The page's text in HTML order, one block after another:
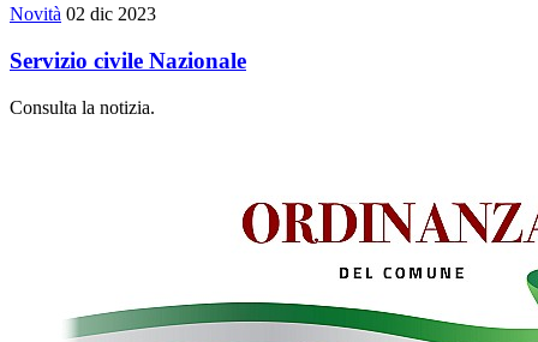
Novità 02 dic 2023
Servizio civile Nazionale
Consulta la notizia.